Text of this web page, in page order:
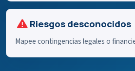
Riesgos desconocidos
Mapee contingencias legales o